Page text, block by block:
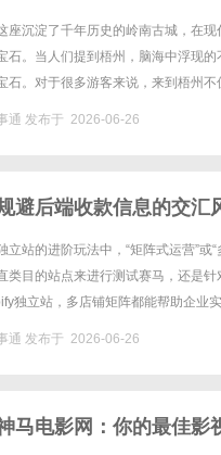
座沉淀了千年历史的岭南古城，在
石。当人们提到梧州，脑海中浮现
石。对于很多游客来说，来到梧州
通 发布于 2026-06-26
避后端收款信息的交汇
立站的进阶玩法中，“矩阵式运营”
类目的站点来进行测试赛马，还是
独立站，多店铺矩阵都能帮助企业
通 发布于 2026-06-26
马电影网：你的最佳影